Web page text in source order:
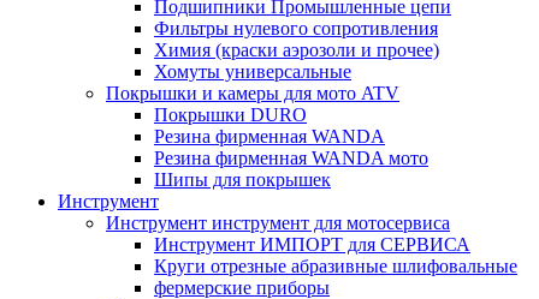
Подшипники Промышленные цепи
Фильтры нулевого сопротивления
Химия (краски аэрозоли и прочее)
Хомуты универсальные
Покрышки и камеры для мото ATV
Покрышки DURO
Резина фирменная WANDA
Резина фирменная WANDA мото
Шипы для покрышек
Инструмент
Инструмент инструмент для мотосервиса
Инструмент ИМПОРТ для СЕРВИСА
Круги отрезные абразивные шлифовальные
фермерские приборы